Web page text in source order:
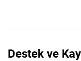
Destek ve